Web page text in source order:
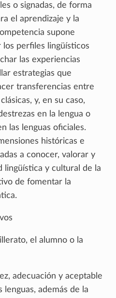
o signadas, de forma
el aprendizaje y la
supone
perfiles lingüísticos
las experiencias
estrategias que
transferencias entre
y, en su caso,
en la lengua o
las lenguas oficiales.
históricas e
a conocer, valorar y
lingüística y cultural de la
de fomentar la
el alumno o la
adecuación y aceptable
además de la